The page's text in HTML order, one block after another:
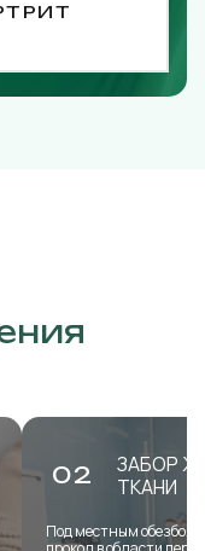
02
ЗАБОР
ТКАНИ
Под местным